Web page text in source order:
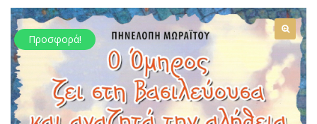
Προσφορά!